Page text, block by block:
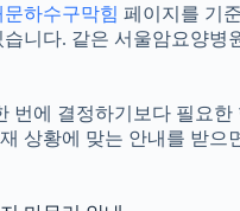
문하수구막힘 페이지를 기
니다. 같은 서울암요양
번에 결정하기보다 필요
상황에 맞는 안내를 받으